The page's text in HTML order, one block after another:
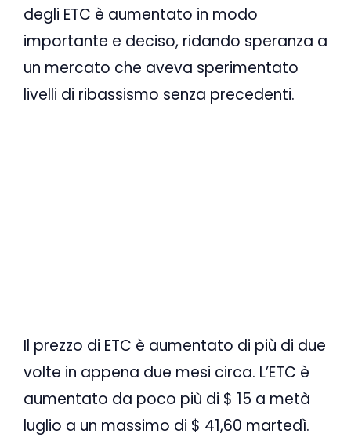
degli ETC è aumentato in modo
importante e deciso, ridando speranza a
un mercato che aveva sperimentato
livelli di ribassismo senza precedenti.
Il prezzo di ETC è aumentato di più di due
volte in appena due mesi circa. L’ETC è
aumentato da poco più di $ 15 a metà
luglio a un massimo di $ 41,60 martedì.